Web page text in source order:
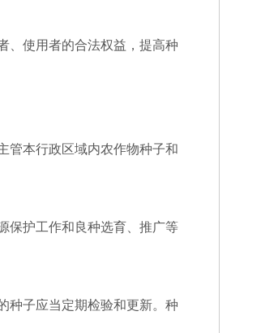
使用者的合法权益，提高种
管本行政区域内农作物种子和
保护工作和良种选育、推广等
种子应当定期检验和更新。种